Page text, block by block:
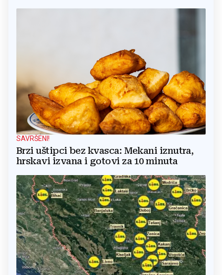
SAVRŠENI!
Brzi uštipci bez kvasca: Mekani iznutra,
hrskavi izvana i gotovi za 10 minuta